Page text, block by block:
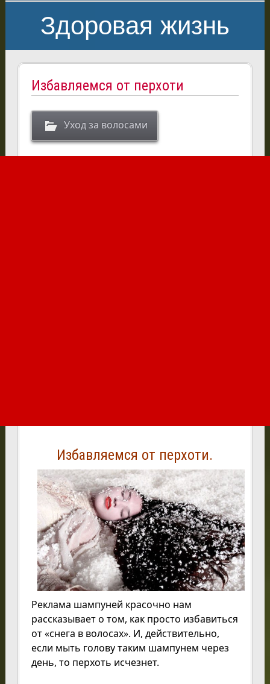
Здоровая жизнь
Избавляемся от перхоти
Уход за волосами
Избавляемся от перхоти.
Реклама шампуней красочно нам
рассказывает о том, как просто избавиться
от «снега в волосах». И, действительно,
если мыть голову таким шампунем через
день, то перхоть исчезнет.